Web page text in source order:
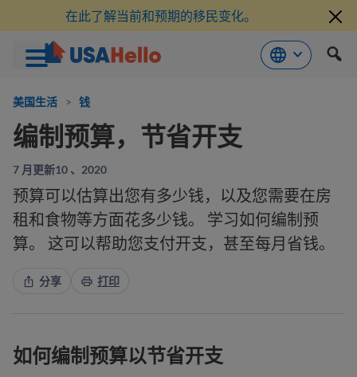
在此了解当前和预期的移民变化。
美国生活 > 钱
编制预算，节省开支
7 月更新10 、2020
预算可以估算出您有多少钱，以及您需要在房
租和食物等方面花多少钱。 学习如何编制预
算。 这可以帮助您支付开支，甚至每月省钱。
分享 打印
如何编制预算以节省开支